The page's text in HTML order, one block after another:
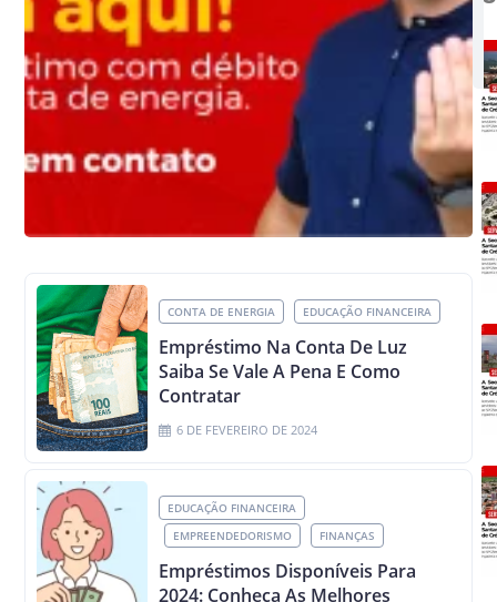
CONTA DE ENERGIA EDUCAÇÃO FINANCEIRA
Empréstimo Na Conta De Luz
Saiba Se Vale A Pena E Como
Contratar
6 DE FEVEREIRO DE 2024
EDUCAÇÃO FINANCEIRA
EMPREENDEDORISMO
FINANÇAS
Empréstimos Disponíveis Para
2024: Conheça As Melhores